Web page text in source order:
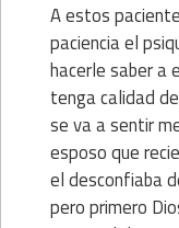
A estos
paciencia el
hacerle saber a
tenga calidad
se va a sentir
esposo que
el desconfiaba
pero primero